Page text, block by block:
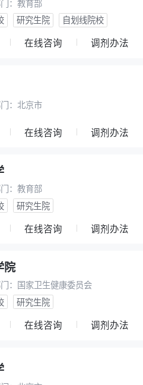
： 教育部
研究生院 自划线院校
在线咨询 调剂办法
： 北京市
在线咨询 调剂办法
： 教育部
研究生院
在线咨询 调剂办法
院
： 国家卫生健康委员会
研究生院
在线咨询 调剂办法